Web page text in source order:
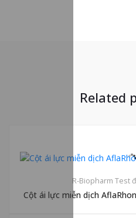
Related
R-Biopharm Test
Cột ái lực miễn dịch